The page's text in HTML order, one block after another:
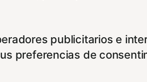
publicitarios e
preferencias de